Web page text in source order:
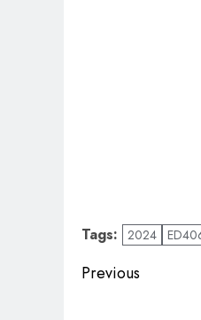
Tags: 2024
Post
Previous